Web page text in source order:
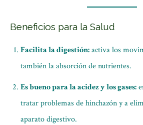
Beneficios para la Salud
Facilita la digestión:activa los
también la absorción de nutrientes.
Es bueno para la acidez y los gases:
tratar problemas de hinchazón y a
aparato digestivo.